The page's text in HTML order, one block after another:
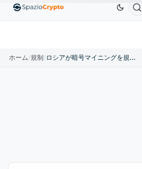
ETH$1,880.58↑1.90% $0.9991↑0.00%
ホーム/規制/ ロシアが暗号マイニングを規制強化のために登録